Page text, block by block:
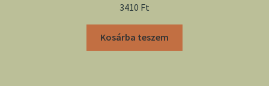
3410 Ft
Kosárba teszem